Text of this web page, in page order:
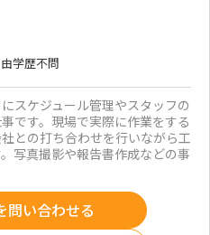
学歴不問
スケジュール管理やスタッフの
です。現場で実際に作業をする
との打ち合わせを行いながら工
写真撮影や報告書作成などの事
問い合わせる